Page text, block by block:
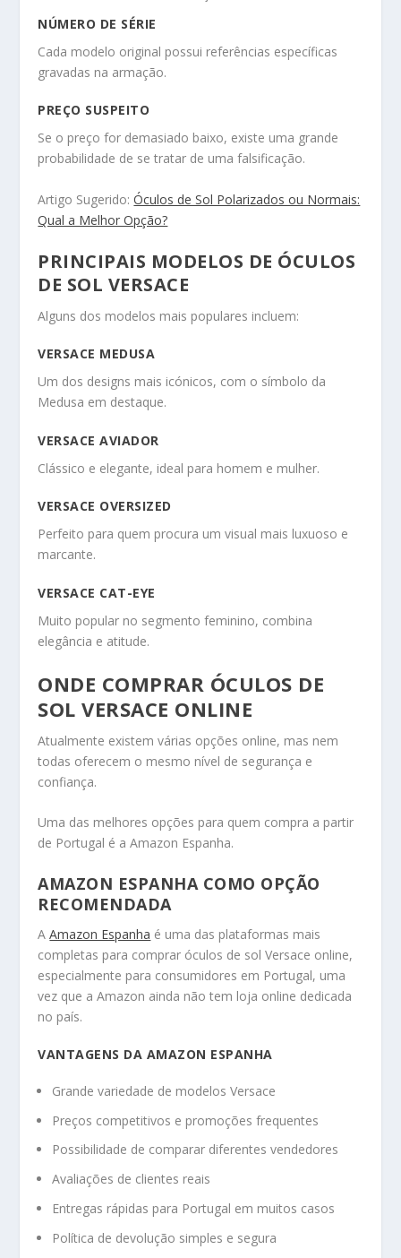
NÚMERO DE SÉRIE
Cada modelo original possui referências específicas
gravadas na armação.
PREÇO SUSPEITO
Se o preço for demasiado baixo, existe uma grande
probabilidade de se tratar de uma falsificação.
Artigo Sugerido:Óculos de Sol Polarizados ou Normais:
Qual a Melhor Opção?
PRINCIPAIS MODELOS DE ÓCULOS
DE SOL VERSACE
Alguns dos modelos mais populares incluem:
VERSACE MEDUSA
Um dos designs mais icónicos, com o símbolo da
Medusa em destaque.
VERSACE AVIADOR
Clássico e elegante, ideal para homem e mulher.
VERSACE OVERSIZED
Perfeito para quem procura um visual mais luxuoso e
marcante.
VERSACE CAT-EYE
Muito popular no segmento feminino, combina
elegância e atitude.
ONDE COMPRAR ÓCULOS DE
SOL VERSACE ONLINE
Atualmente existem várias opções online, mas nem
todas oferecem o mesmo nível de segurança e
confiança.
Uma das melhores opções para quem compra a partir
de Portugal é a Amazon Espanha.
AMAZON ESPANHA COMO OPÇÃO
RECOMENDADA
AAmazon Espanha é uma das plataformas mais
completas para comprar óculos de sol Versace online,
especialmente para consumidores em Portugal, uma
vez que a Amazon ainda não tem loja online dedicada
no país.
VANTAGENS DA AMAZON ESPANHA
Grande variedade de modelos Versace
Preços competitivos e promoções frequentes
Possibilidade de comparar diferentes vendedores
Avaliações de clientes reais
Entregas rápidas para Portugal em muitos casos
Política de devolução simples e segura